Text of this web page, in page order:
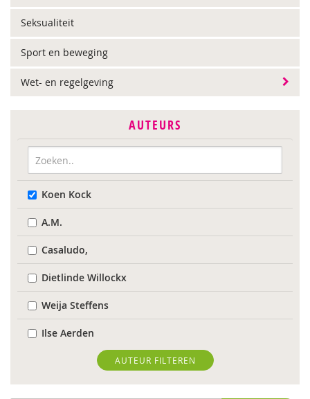
Seksualiteit
Sport en beweging
Wet- en regelgeving
AUTEURS
Koen Kock
A.M.
Casaludo,
Dietlinde Willockx
Weija Steffens
Ilse Aerden
Pauline van Aken
Evelyn Akkermans
AUTEUR FILTEREN